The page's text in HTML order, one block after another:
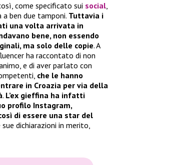
come specificato sui social,
ben due tamponi. Tuttavia i
una volta arrivata in
bene, non essendo
ma solo delle copie. A
ha raccontato di non
e di aver parlato con
che le hanno
in Croazia per via della
. L’ex gieffina ha infatti
profilo Instagram,
di essere una star del
dichiarazioni in merito,